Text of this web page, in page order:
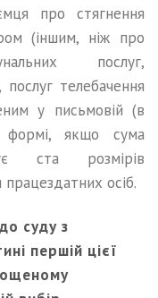
про стягнення
(іншим, ніж про
послуг,
послуг телебачення
у письмовій (в
формі, якщо сума
ста розмірів
осіб.
суду з
першій цієї